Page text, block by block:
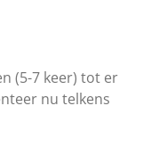
(5-7 keer) tot er
nu telkens